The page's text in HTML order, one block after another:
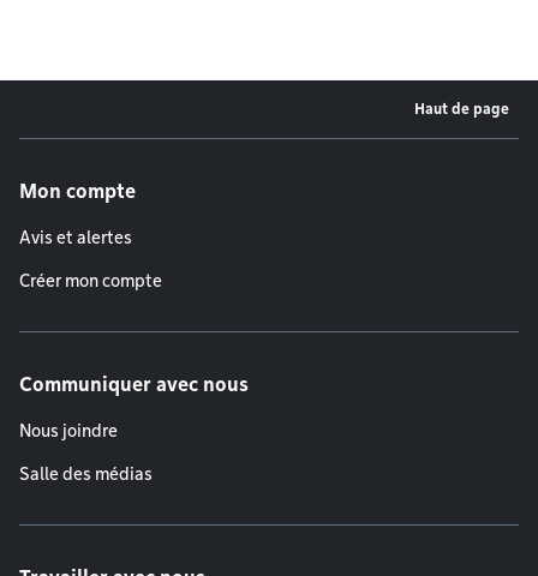
Haut de page
Mon compte
Avis et alertes
Créer mon compte
Communiquer avec nous
Nous joindre
Salle des médias